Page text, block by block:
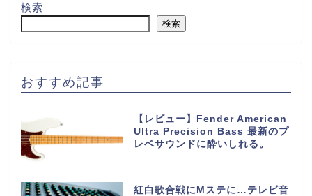
検索
検索
おすすめ記事
【レビュー】Fender American
Ultra Precision Bass 最新のプ
レベサウンドに酔いしれる。
紅白歌合戦にMステに…テレビ音